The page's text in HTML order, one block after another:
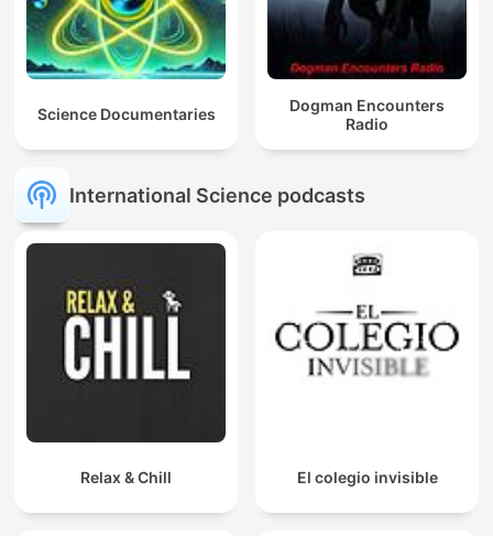
Science Documentaries
Dogman Encounters
Radio
International Science podcasts
Relax & Chill El colegio invisible